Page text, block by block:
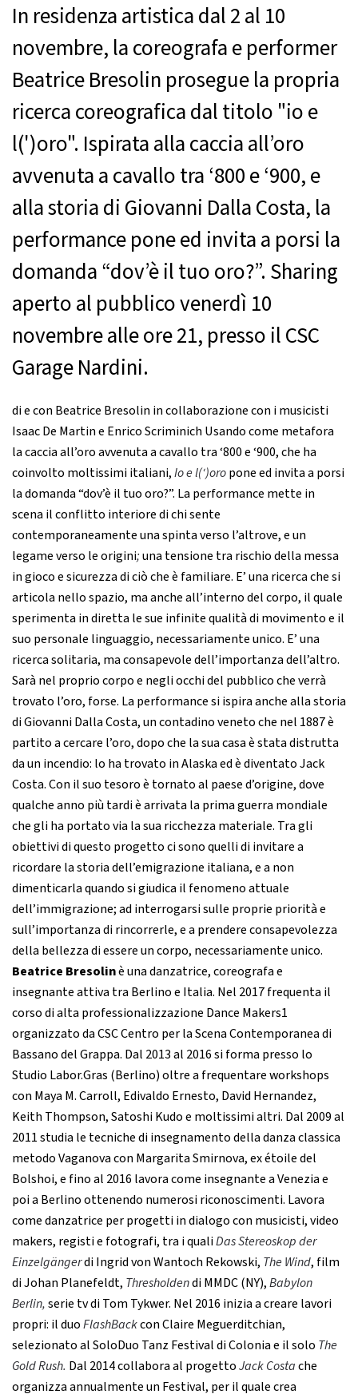
In residenza artistica dal 2 al 10
novembre, la coreografa e performer
Beatrice Bresolin prosegue la propria
ricerca coreografica dal titolo "io e
l(')oro". Ispirata alla caccia all’oro
avvenuta a cavallo tra ‘800 e ‘900, e
alla storia di Giovanni Dalla Costa, la
performance pone ed invita a porsi la
domanda “dov’è il tuo oro?”. Sharing
aperto al pubblico venerdì 10
novembre alle ore 21, presso il CSC
Garage Nardini.
di e con Beatrice Bresolin in collaborazione con i musicisti
Isaac De Martin e Enrico Scriminich Usando come metafora
la caccia all’oro avvenuta a cavallo tra ‘800 e ‘900, che ha
coinvolto moltissimi italiani,Io e l(‘)oropone ed invita a porsi
la domanda “dov’è il tuo oro?”. La performance mette in
scena il conflitto interiore di chi sente
contemporaneamente una spinta verso l’altrove, e un
legame verso le origini;una tensione tra rischio della messa
in gioco e sicurezza di ciò che è familiare. E’ una ricerca che si
articola nello spazio, ma anche all’interno del corpo, il quale
sperimenta in diretta le sue infinite qualità di movimento e il
suo personale linguaggio, necessariamente unico. E’ una
ricerca solitaria, ma consapevole dell’importanza dell’altro.
Sarà nel proprio corpo e negli occhi del pubblico che verrà
trovato l’oro, forse. La performance si ispira anche alla storia
di Giovanni Dalla Costa, un contadino veneto che nel 1887 è
partito a cercare l’oro, dopo che la sua casa è stata distrutta
da un incendio: lo ha trovato in Alaska ed è diventato Jack
Costa. Con il suo tesoro è tornato al paese d’origine, dove
qualche anno più tardi è arrivata la prima guerra mondiale
che gli ha portato via la sua ricchezza materiale. Tra gli
obiettivi di questo progetto ci sono quelli di invitare a
ricordare la storia dell’emigrazione italiana, e a non
dimenticarla quando si giudica il fenomeno attuale
dell’immigrazione; ad interrogarsi sulle proprie priorità e
sull’importanza di rincorrerle, e a prendere consapevolezza
della bellezza di essere un corpo, necessariamente unico.
Beatrice Bresolinè una danzatrice, coreografa e
insegnante attiva tra Berlino e Italia. Nel 2017 frequenta il
corso di alta professionalizzazione Dance Makers1
organizzato da CSC Centro per la Scena Contemporanea di
Bassano del Grappa. Dal 2013 al 2016 si forma presso lo
Studio Labor.Gras (Berlino) oltre a frequentare workshops
con Maya M. Carroll, Edivaldo Ernesto, David Hernandez,
Keith Thompson, Satoshi Kudo e moltissimi altri. Dal 2009 al
2011 studia le tecniche di insegnamento della danza classica
metodo Vaganova con Margarita Smirnova, ex étoile del
Bolshoi, e fino al 2016 lavora come insegnante a Venezia e
poi a Berlino ottenendo numerosi riconoscimenti. Lavora
come danzatrice per progetti in dialogo con musicisti, video
makers, registi e fotografi, tra i qualiDas Stereoskop der
Einzelgängerdi Ingrid von Wantoch Rekowski, The Wind, film
di Johan Planefeldt, Thresholdendi MMDC (NY),Babylon
Berlin,serie tv di Tom Tykwer. Nel 2016 inizia a creare lavori
propri: il duoFlashBackcon Claire Meguerditchian,
selezionato al SoloDuo Tanz Festival di Colonia e il solo The
Gold Rush. Dal 2014 collabora al progettoJack Costache
organizza annualmente un Festival, per il quale crea